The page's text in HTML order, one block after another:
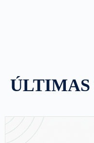
ÚLTIMAS